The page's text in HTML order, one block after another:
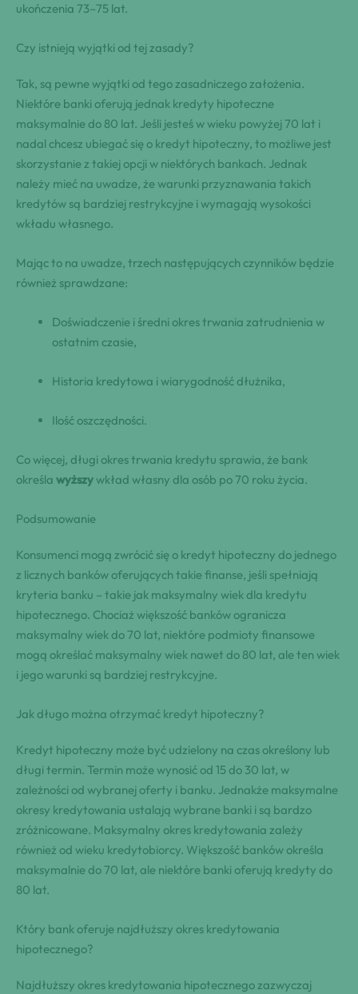
ukończenia 73–75 lat.
Czy istnieją wyjątki od tej zasady?
Tak, są pewne wyjątki od tego zasadniczego założenia.
Niektóre banki oferują jednak kredyty hipoteczne
maksymalnie do 80 lat. Jeśli jesteś w wieku powyżej 70 lat i
nadal chcesz ubiegać się o kredyt hipoteczny, to możliwe jest
skorzystanie z takiej opcji w niektórych bankach. Jednak
należy mieć na uwadze, że warunki przyznawania takich
kredytów są bardziej restrykcyjne i wymagają wysokości
wkładu własnego.
Mając to na uwadze, trzech następujących czynników będzie
również sprawdzane:
Doświadczenie i średni okres trwania zatrudnienia w
ostatnim czasie,
Historia kredytowa i wiarygodność dłużnika,
Ilość oszczędności.
Co więcej, długi okres trwania kredytu sprawia, że bank
określa wyższywkład własny dla osób po 70 roku życia.
Podsumowanie
Konsumenci mogą zwrócić się o kredyt hipoteczny do jednego
z licznych banków oferujących takie finanse, jeśli spełniają
kryteria banku – takie jak maksymalny wiek dla kredytu
hipotecznego. Chociaż większość banków ogranicza
maksymalny wiek do 70 lat, niektóre podmioty finansowe
mogą określać maksymalny wiek nawet do 80 lat, ale ten wiek
i jego warunki są bardziej restrykcyjne.
Jak długo można otrzymać kredyt hipoteczny?
Kredyt hipoteczny może być udzielony na czas określony lub
długi termin. Termin może wynosić od 15 do 30 lat, w
zależności od wybranej oferty i banku. Jednakże maksymalne
okresy kredytowania ustalają wybrane banki i są bardzo
zróżnicowane. Maksymalny okres kredytowania zależy
również od wieku kredytobiorcy. Większość banków określa
maksymalnie do 70 lat, ale niektóre banki oferują kredyty do
80 lat.
Który bank oferuje najdłuższy okres kredytowania
hipotecznego?
Najdłuższy okres kredytowania hipotecznego zazwyczaj